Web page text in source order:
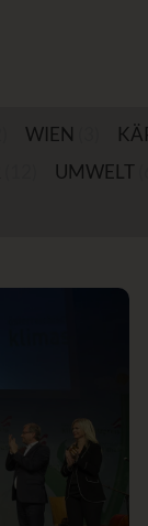
WIEN
UMWELT(6)